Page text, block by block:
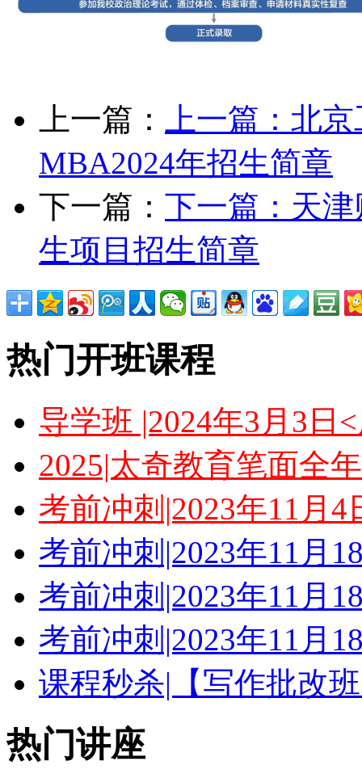
上一篇： 上一篇： 北京
MBA2024年招生简章
下一篇： 下一篇： 天
生项目招生简章
热门开班课程
导学班 |2024年3月3日
2025|太奇教育笔面全
考前冲刺|2023年11月
考前冲刺|2023年11月
考前冲刺|2023年11月
考前冲刺|2023年11月
课程秒杀|【写作批改
热门讲座